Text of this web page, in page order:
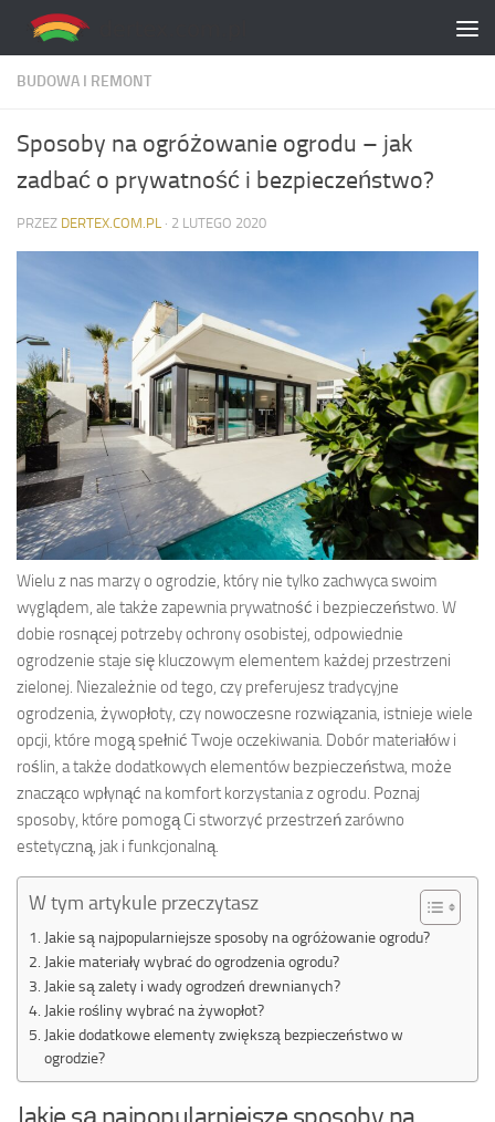
Skip to content
BUDOWA I REMONT
Sposoby na ogróżowanie ogrodu – jak
zadbać o prywatność i bezpieczeństwo?
PRZEZ DERTEX.COM.PL · 2 LUTEGO 2020
Wielu z nas marzy o ogrodzie, który nie tylko zachwyca swoim
wyglądem, ale także zapewnia prywatność i bezpieczeństwo. W
dobie rosnącej potrzeby ochrony osobistej, odpowiednie
ogrodzenie staje się kluczowym elementem każdej przestrzeni
zielonej. Niezależnie od tego, czy preferujesz tradycyjne
ogrodzenia, żywopłoty, czy nowoczesne rozwiązania, istnieje wiele
opcji, które mogą spełnić Twoje oczekiwania. Dobór materiałów i
roślin, a także dodatkowych elementów bezpieczeństwa, może
znacząco wpłynąć na komfort korzystania z ogrodu. Poznaj
sposoby, które pomogą Ci stworzyć przestrzeń zarówno
estetyczną, jak i funkcjonalną.
W tym artykule przeczytasz
Jakie są najpopularniejsze sposoby na ogróżowanie ogrodu?
Jakie materiały wybrać do ogrodzenia ogrodu?
Jakie są zalety i wady ogrodzeń drewnianych?
Jakie rośliny wybrać na żywopłot?
Jakie dodatkowe elementy zwiększą bezpieczeństwo w
ogrodzie?
Jakie są najpopularniejsze sposoby na